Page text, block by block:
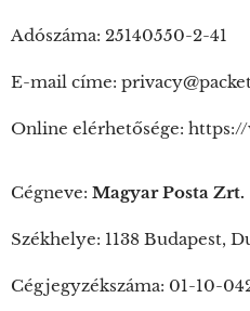
Adószáma: 25140550-2-41
E-mail címe:
Online elérhetősége:
Cégneve: Magyar Posta Zrt.
Székhelye: 1138 Budapest,
Cégjegyzékszáma: 01-10-